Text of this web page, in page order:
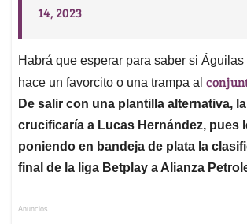
14, 2023
Habrá que esperar para saber si
hace un favorcito o una trampa al
De salir con una plantilla alternativa,
crucificaría a Lucas Hernández, pues
poniendo en bandeja de plata la
final de la liga Betplay a Alianza
Anuncios.